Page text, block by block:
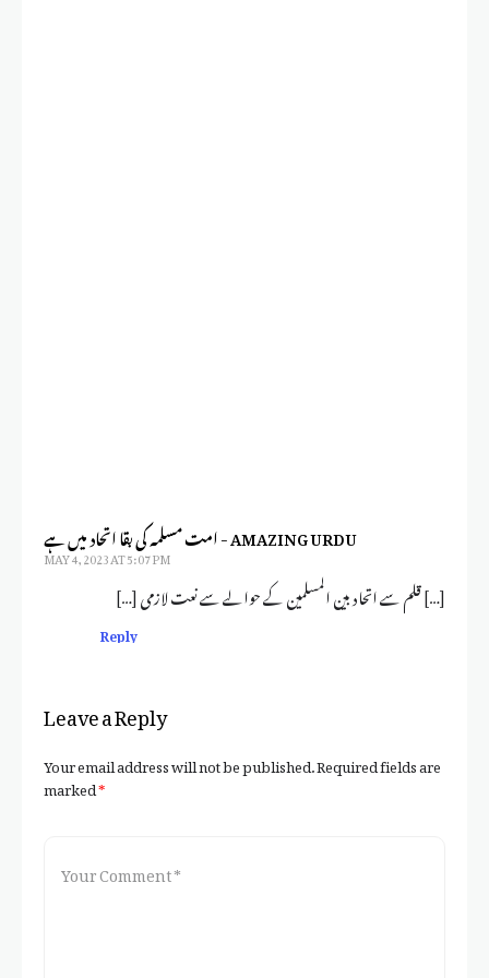
امت مسلمہ کی بقا اتحاد میں ہے - AMAZING URDU
MAY 4, 2023 AT 5:07 PM
[…] قلم سے اتحاد بین المسلمین کے حوالے سے نعت لازمی […]
Reply
Leave a Reply
Your email address will not be published.Required fields are
marked*